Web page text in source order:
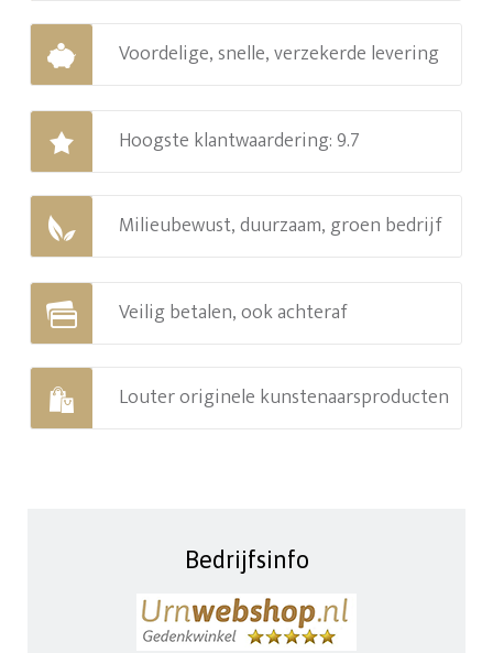
Voordelige, snelle, verzekerde levering
Hoogste klantwaardering: 9.7
Milieubewust, duurzaam, groen bedrijf
Veilig betalen, ook achteraf
Louter originele kunstenaarsproducten
Bedrijfsinfo